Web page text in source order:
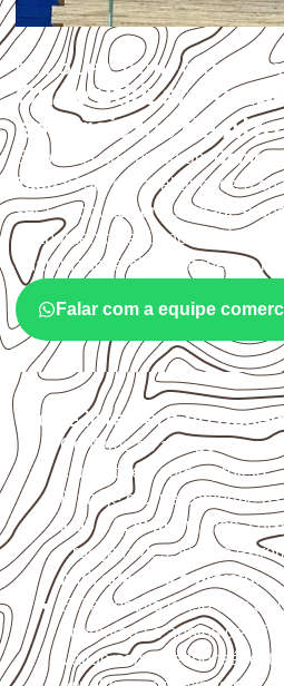
ESCOLHA CONFORME A
Onde utilizar
em projetos de Alto
Empresas que procuram
Taquaridevem avaliar onde a
será o contato com umidade e
acabamento serão necessários.
quantidade também interferem
Falar com a equipe
O que interfere no
Confirme se a espessura
compatíveis com o projeto.
Planeje o corte conforme
1,60 × 2,50 m, sujeitos à
Proteja cortes, furos e
indicada para o projeto.
Evite contato direto com o
acumulada e apoios
Valide com o responsável